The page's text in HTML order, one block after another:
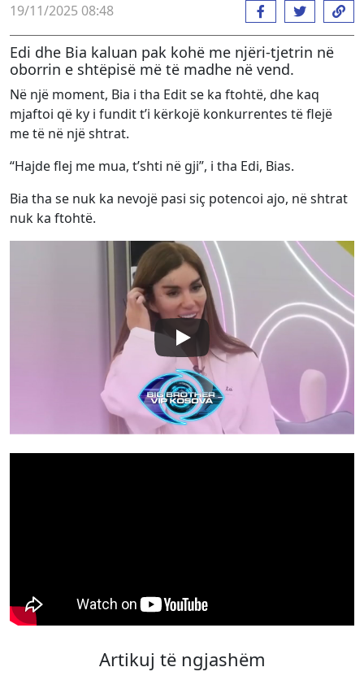
19/11/2025 08:48
Edi dhe Bia kaluan pak kohë me njëri-tjetrin në
oborrin e shtëpisë më të madhe në vend.
Në një moment, Bia i tha Edit se ka ftohtë, dhe kaq
mjaftoi që ky i fundit t’i kërkojë konkurrentes të flejë
me të në një shtrat.
“Hajde flej me mua, t’shti në gji”, i tha Edi, Bias.
Bia tha se nuk ka nevojë pasi siç potencoi ajo, në shtrat
nuk ka ftohtë.
Artikuj të ngjashëm